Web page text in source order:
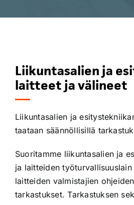
Liikuntasalien ja
laitteet ja välineet
Liikuntasalien ja
taataan säännöllisillä
Suoritamme liikuntasalien ja
ja laitteiden
laitteiden valmistajien
tarkastukset. Tarkastuksen